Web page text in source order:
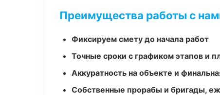
Преимущества работы с
Фиксируем смету до начала работ
Точные сроки с графиком этапов и
Аккуратность на объекте и
Собственные прорабы и бригады,